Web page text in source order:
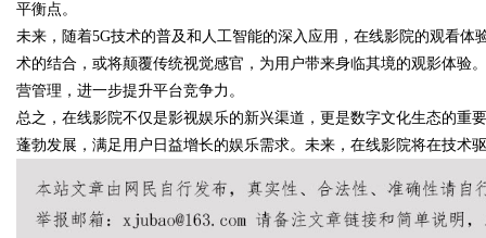
!
平衡点。
未来，随着5G技术的普及和人工智能的深入应用，在线影院的观看
术的结合，或将颠覆传统视觉感官，为用户带来身临其境的观影体验
营管理，进一步提升平台竞争力。
总之，在线影院不仅是影视娱乐的新兴渠道，更是数字文化生态的重
蓬勃发展，满足用户日益增长的娱乐需求。未来，在线影院将在技术